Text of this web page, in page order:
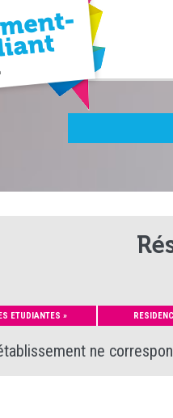
ETUDIANTES »
ne